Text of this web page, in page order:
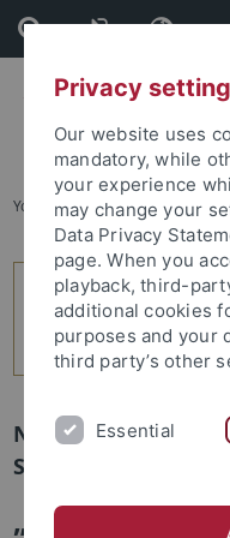
Skip
to
content
Skip
to
footer
You are here: Startseite
Newsletter Uni
Studium und Lehre
„Archäologie
Privacy
Our website uses
mandatory, while
your experience
may change your
Data Privacy
page. When you
playback, third-
additional cookies
purposes and your
third party’s other
Essential